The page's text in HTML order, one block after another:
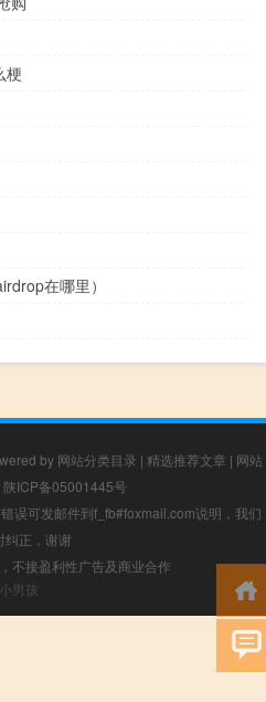
梗
在哪里）
by 网站分类目录 | 精选推荐文章 | 网站
陕ICP备05001445号
误可发邮件到f_fb#foxmail.com说明，我们
纠正，谢谢
不接盈利性广告及商业合作
小男孩